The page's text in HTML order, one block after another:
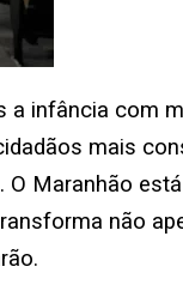
a infância com
mais
Maranhão
não